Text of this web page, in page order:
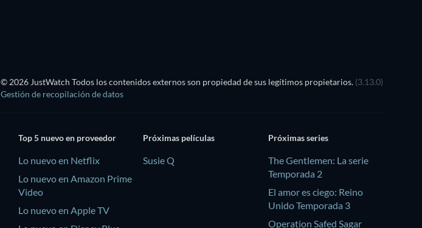
© 2026 JustWatch Todos los contenidos externos son propiedad de sus legítimos propietarios. (3.13.0)
Gestión de recopilación de datos
Top 5 nuevo en proveedor
Lo nuevo en Netflix
Lo nuevo en Amazon Prime
Video
Lo nuevo en Apple TV
Próximas películas
Susie Q
Próximas series
The Gentlemen: La serie
Temporada 2
El amor es ciego: Reino
Unido Temporada 3
Operation Safed Sagar